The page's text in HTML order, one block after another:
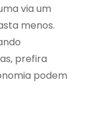
via um
menos.
prefira
podem